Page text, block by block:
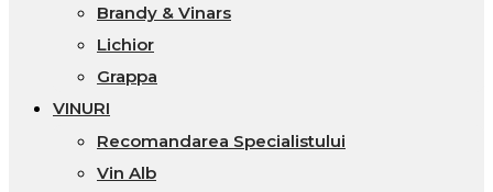
Brandy & Vinars
Lichior
Grappa
VINURI
Recomandarea Specialistului
Vin Alb